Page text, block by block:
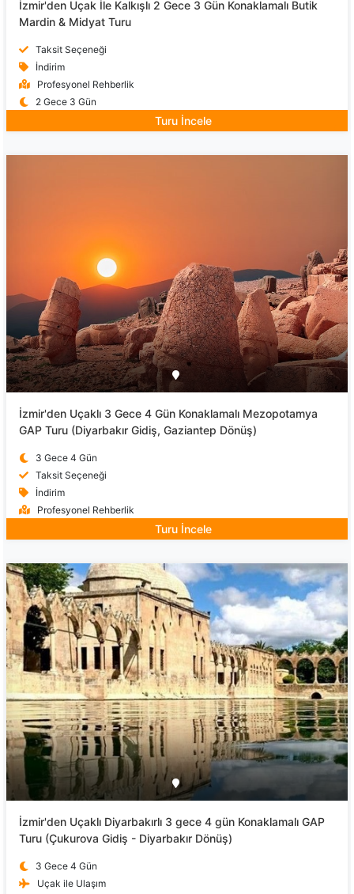
İzmir'den Uçak İle Kalkışlı 2 Gece 3 Gün Konaklamalı Butik
Mardin & Midyat Turu
Taksit Seçeneği
İndirim
Profesyonel Rehberlik
2 Gece 3 Gün
Turu İncele
İzmir'den Uçaklı 3 Gece 4 Gün Konaklamalı Mezopotamya
GAP Turu (Diyarbakır Gidiş, Gaziantep Dönüş)
3 Gece 4 Gün
Taksit Seçeneği
İndirim
Profesyonel Rehberlik
Turu İncele
İzmir'den Uçaklı Diyarbakırlı 3 gece 4 gün Konaklamalı GAP
Turu (Çukurova Gidiş - Diyarbakır Dönüş)
3 Gece 4 Gün
Uçak ile Ulaşım